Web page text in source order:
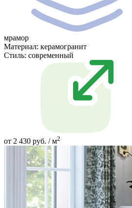
мрамор
Материал: керамогранит
Стиль: современный
от 2 430 руб. / м2